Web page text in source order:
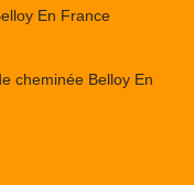
En France
cheminée Belloy En